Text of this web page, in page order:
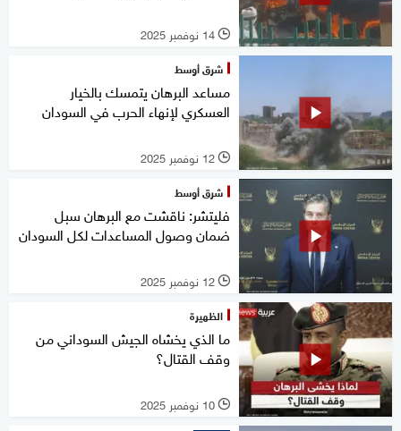
l 14 نوفمبر 2025
شرق أوسط
مساعد البرهان يتمسك بالخيار
العسكري لإنهاء الحرب في السودان
l 12 نوفمبر 2025
شرق أوسط
فليتشر: ناقشت مع البرهان سبل
ضمان وصول المساعدات لكل السودان
l 12 نوفمبر 2025
الظهيرة
ما الذي يخشاه الجيش السوداني من
وقف القتال؟
l 10 نوفمبر 2025